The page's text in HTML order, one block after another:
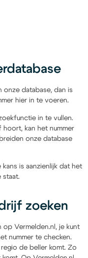
onze database, dan is
hier in te voeren.
in te vullen.
hoort, kan het nummer
onze database
is aanzienlijk dat het
staat.
zoeken
op Vermelden.nl, je kunt
nummer te checken.
de beller komt. Zo